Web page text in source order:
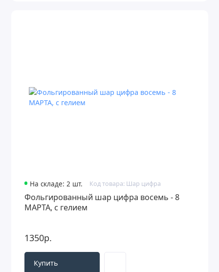
На складе: 2 шт. Код товара: Шар цифра
Фольгированный шар цифра восемь - 8
МАРТА, с гелием
1350р.
Купить